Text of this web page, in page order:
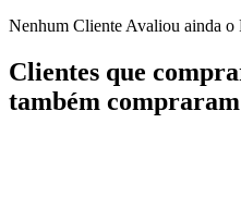
Nenhum Cliente Avaliou ainda o
Clientes que
também